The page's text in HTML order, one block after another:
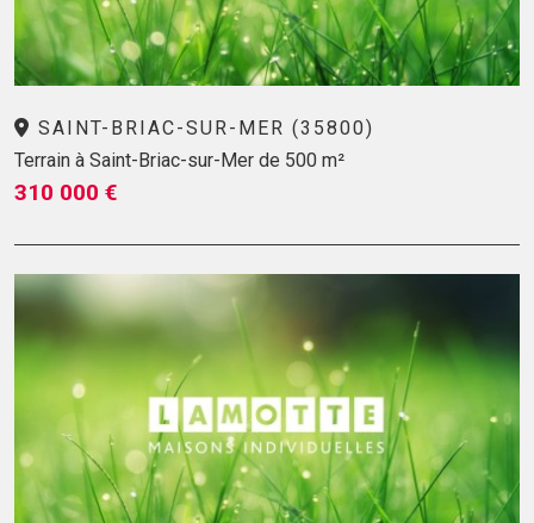
SAINT-BRIAC-SUR-MER (35800)
Terrain à Saint-Briac-sur-Mer de 500 m²
310 000 €